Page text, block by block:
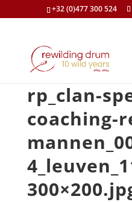
+32 (0)477 300 524
rp_clan-
coaching-